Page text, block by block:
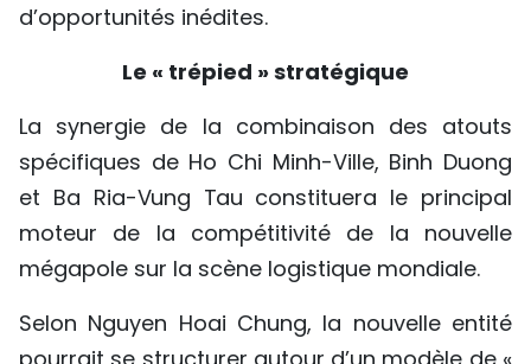
d’opportunités inédites.
Le « trépied » stratégique
La synergie de la combinaison des atouts
spécifiques de Ho Chi Minh-Ville, Binh Duong
et Ba Ria-Vung Tau constituera le principal
moteur de la compétitivité de la nouvelle
mégapole sur la scène logistique mondiale.
Selon Nguyen Hoai Chung, la nouvelle entité